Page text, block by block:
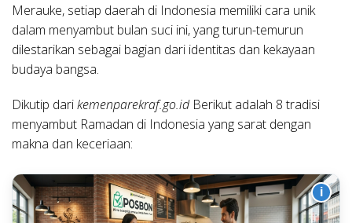
Merauke, setiap daerah di Indonesia memiliki cara unik
dalam menyambut bulan suci ini, yang turun-temurun
dilestarikan sebagai bagian dari identitas dan kekayaan
budaya bangsa.
Dikutip darikemenparekraf.go.idBerikut adalah 8 tradisi
menyambut Ramadan di Indonesia yang sarat dengan
makna dan keceriaan:
i